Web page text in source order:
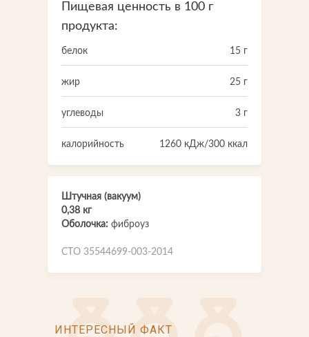
Пищевая ценность в 100 г
продукта:
белок 15 г
жир 25 г
углеводы 3 г
калорийность 1260 кДж/300 ккал
Штучная (вакуум)
0,38 кг
Оболочка: фиброуз
СТО 35544699-003-2014
ИНТЕРЕСНЫЙ ФАКТ